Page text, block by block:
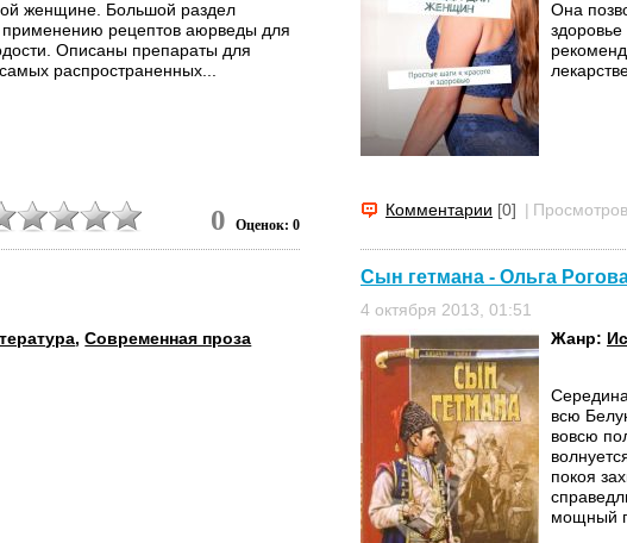
женщине. Большой раздел
применению рецептов аюрведы для
Описаны препараты для
распространенных...
0 Оценок: 0
Она
Комментарии [0] |
,Современная проза
Сын гетмана - Ольга
4 октября 2013, 01:51
Жанр:
всю
вовсю
покоя
мощный